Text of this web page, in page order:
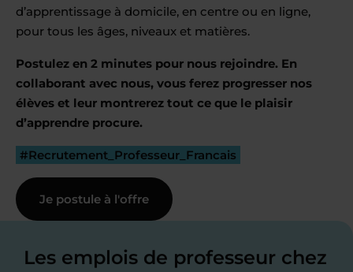
d’apprentissage à domicile, en centre ou en ligne,
pour tous les âges, niveaux et matières.
Postulez en 2 minutes pour nous rejoindre. En
collaborant avec nous, vous ferez progresser nos
élèves et leur montrerez tout ce que le plaisir
d’apprendre procure.
#Recrutement_Professeur_Francais
Je postule à l'offre
Les emplois de professeur chez